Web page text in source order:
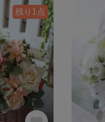
残り1点